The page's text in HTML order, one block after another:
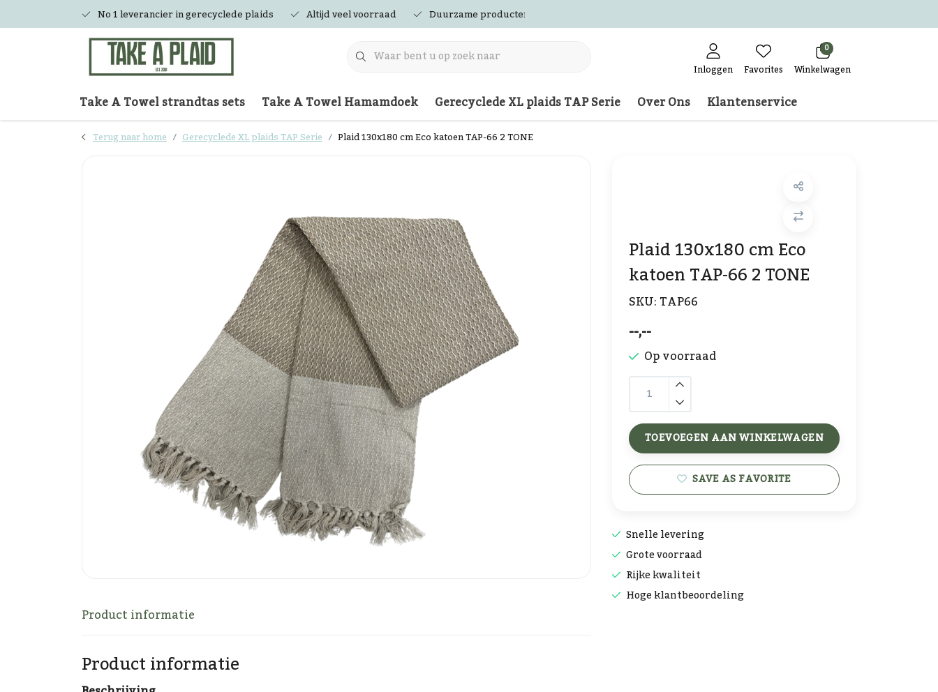
No 1 leverancier in gerecyclede plaids Altijd veel voorraad Duurzame producten
Inloggen Favorites
0
Winkelwagen
Take A Towel strandtas sets Take A Towel Hamamdoek Gerecyclede XL plaids TAP Serie Over Ons Klantenservice
Terug naar home Gerecyclede XL plaids TAP Serie Plaid 130x180 cm Eco katoen TAP-66 2 TONE
Plaid 130x180 cm Eco
katoen TAP-66 2 TONE
SKU:TAP66
--,--
Op voorraad
TOEVOEGEN AAN WINKELWAGEN
SAVE AS FAVORITE
Snelle levering
Grote voorraad
Rijke kwaliteit
Hoge klantbeoordeling
Product informatie
Product informatie